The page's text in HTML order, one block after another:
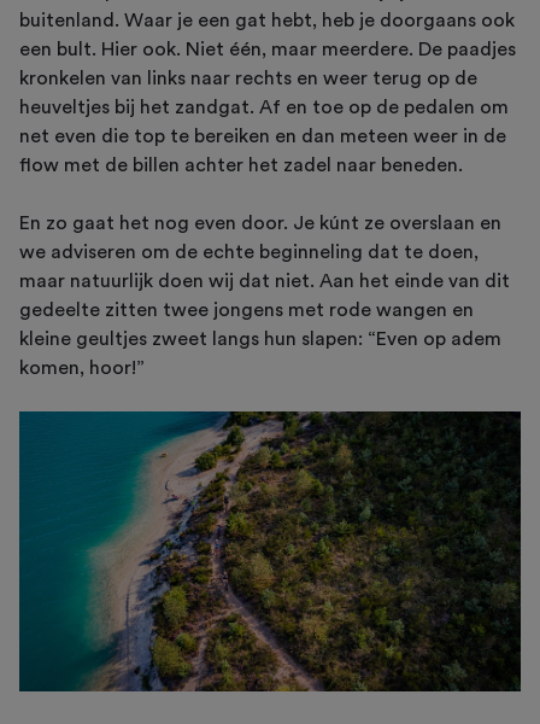
buitenland. Waar je een gat hebt, heb je doorgaans ook
een bult. Hier ook. Niet één, maar meerdere. De paadjes
kronkelen van links naar rechts en weer terug op de
heuveltjes bij het zandgat. Af en toe op de pedalen om
net even die top te bereiken en dan meteen weer in de
flow met de billen achter het zadel naar beneden.
En zo gaat het nog even door. Je kúnt ze overslaan en
we adviseren om de echte beginneling dat te doen,
maar natuurlijk doen wij dat niet. Aan het einde van dit
gedeelte zitten twee jongens met rode wangen en
kleine geultjes zweet langs hun slapen: “Even op adem
komen, hoor!”